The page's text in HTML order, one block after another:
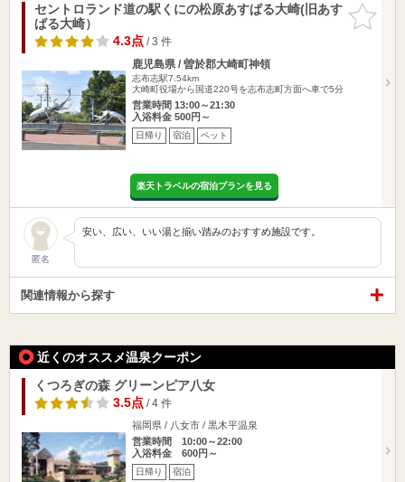
お気に入
りに追加
セントロランド道の駅くにの松原あすぱる大崎(旧あす
ぱる大崎）
4.3点/ 3 件
鹿児島県 / 曽於郡大崎町神領
志布志駅7.54km
大崎町役場から国道220号を志布志町方面へ車で5分
営業時間 13:00～21:30
入浴料金 500円～
日帰り 宿泊 ペット
楽天トラベルの宿泊プランを見る
匿名
安い、広い、いい湯と揃い踏みのおすすめ施設です。
関連情報から探す
近くのオススメ温泉クーポン
くつろぎの森 グリーンピア八女
3.5点/ 4 件
福岡県 / 八女市 / 黒木平温泉
営業時間 10:00～22:00
入浴料金 600円～
日帰り 宿泊